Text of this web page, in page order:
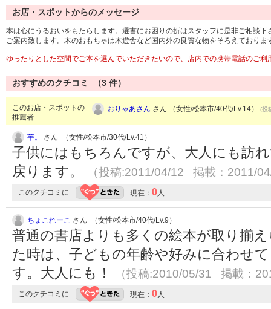
お店・スポットからのメッセージ
本は心にうるおいをもたらします。選書にお困りの折はスタッフに是非ご相談
ご案内致します。木のおもちゃは木遊舎など国内外の良質な物をそろえており
ゆったりとした空間でご本を選んでいただきたいので、店内での携帯電話のご利
おすすめのクチコミ （3 件）
このお店・スポットの
推薦者
おりゃあさん さん （女性/松本市/40代/Lv.14） (投
芋。 さん （女性/松本市/30代/Lv.41）
子供にはもちろんですが、大人にも訪
戻ります。
（投稿:2011/04/12 掲載：2011/
このクチコミに 現在： 0人
ちょこれーこ さん （女性/松本市/40代/Lv.9）
普通の書店よりも多くの絵本が取り揃
た時は、子どもの年齢や好みに合わせ
す。大人にも！
（投稿:2010/05/31 掲載：
このクチコミに 現在： 0人